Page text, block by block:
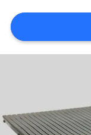
어
품
리